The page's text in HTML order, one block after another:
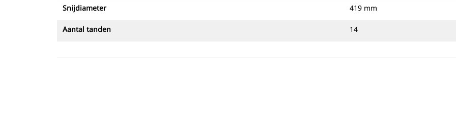
Snijdiameter 419 mm
Aantal tanden 14